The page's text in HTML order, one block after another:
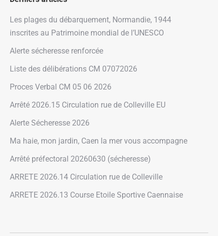
Les plages du débarquement, Normandie, 1944
inscrites au Patrimoine mondial de l’UNESCO
Alerte sécheresse renforcée
Liste des délibérations CM 07072026
Proces Verbal CM 05 06 2026
Arrêté 2026.15 Circulation rue de Colleville EU
Alerte Sécheresse 2026
Ma haie, mon jardin, Caen la mer vous accompagne
Arrêté préfectoral 20260630 (sécheresse)
ARRETE 2026.14 Circulation rue de Colleville
ARRETE 2026.13 Course Etoile Sportive Caennaise